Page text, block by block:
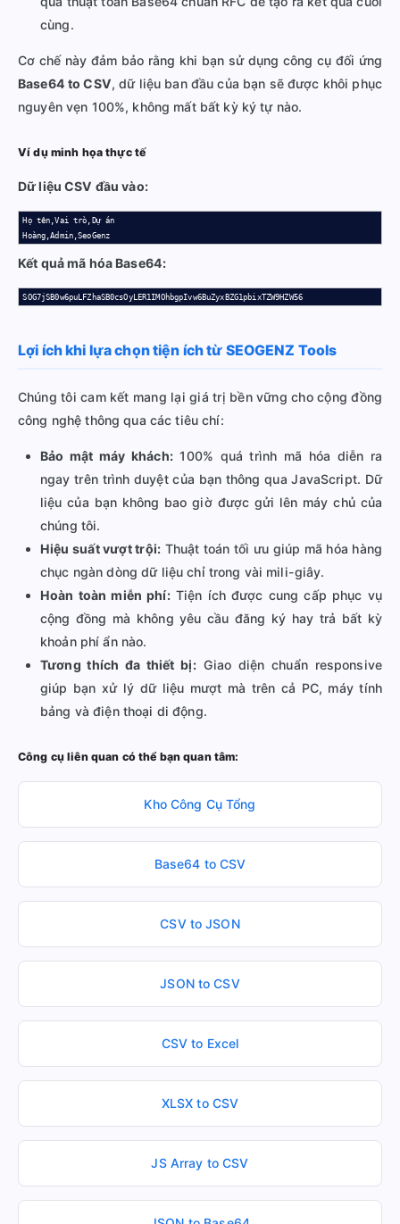
cùng.
Cơ chế này đảm bảo rằng khi bạn sử dụng công cụ đối ứng
Base64 to CSV, dữ liệu ban đầu của bạn sẽ được khôi phục
nguyên vẹn 100%, không mất bất kỳ ký tự nào.
Ví dụ minh họa thực tế
Dữ liệu CSV đầu vào:
Họ tên,Vai trò,Dự án
Hoàng,Admin,SeoGenz
Kết quả mã hóa Base64:
SOG7jSB0w6puLFZhaSB0csOyLER1IMOhbgpIvw6BuZyxBZG1pbixTZW9HZW56
Lợi ích khi lựa chọn tiện ích từ SEOGENZ Tools
Chúng tôi cam kết mang lại giá trị bền vững cho cộng đồng
công nghệ thông qua các tiêu chí:
Bảo mật máy khách:100% quá trình mã hóa diễn ra
ngay trên trình duyệt của bạn thông qua JavaScript. Dữ
liệu của bạn không bao giờ được gửi lên máy chủ của
chúng tôi.
Hiệu suất vượt trội:Thuật toán tối ưu giúp mã hóa hàng
chục ngàn dòng dữ liệu chỉ trong vài mili-giây.
Hoàn toàn miễn phí:Tiện ích được cung cấp phục vụ
cộng đồng mà không yêu cầu đăng ký hay trả bất kỳ
khoản phí ẩn nào.
Tương thích đa thiết bị:Giao diện chuẩn responsive
giúp bạn xử lý dữ liệu mượt mà trên cả PC, máy tính
bảng và điện thoại di động.
Công cụ liên quan có thể bạn quan tâm:
Kho Công Cụ Tổng
Base64 to CSV
CSV to JSON
JSON to CSV
CSV to Excel
XLSX to CSV
JS Array to CSV